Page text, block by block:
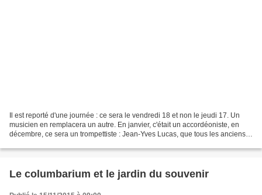
Il est reporté d'une journée : ce sera le vendredi 18 et non le jeudi 17. Un
musicien en remplacera un autre. En janvier, c'était un accordéoniste, en
décembre, ce sera un trompettiste : Jean-Yves Lucas, que tous les anciens
Le columbarium et le jardin du souvenir